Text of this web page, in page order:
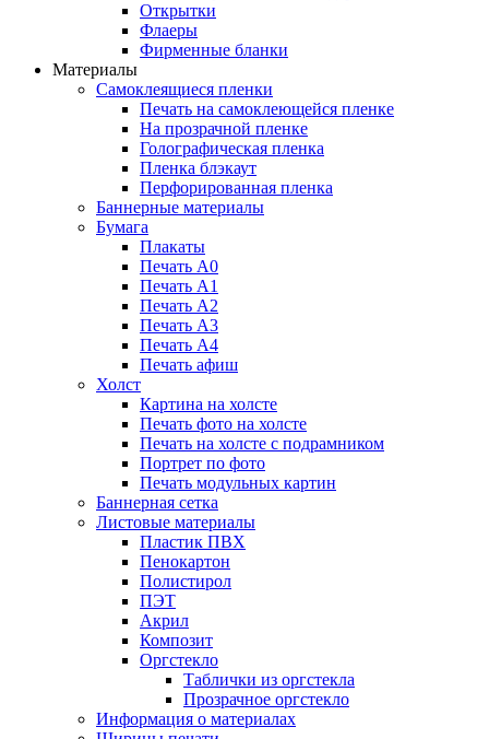
Открытки
Флаеры
Фирменные бланки
Материалы
Самоклеящиеся пленки
Печать на самоклеющейся пленке
На прозрачной пленке
Голографическая пленка
Пленка блэкаут
Перфорированная пленка
Баннерные материалы
Бумага
Плакаты
Печать А0
Печать А1
Печать А2
Печать А3
Печать А4
Печать афиш
Холст
Картина на холсте
Печать фото на холсте
Печать на холсте с подрамником
Портрет по фото
Печать модульных картин
Баннерная сетка
Листовые материалы
Пластик ПВХ
Пенокартон
Полистирол
ПЭТ
Акрил
Композит
Оргстекло
Таблички из оргстекла
Прозрачное оргстекло
Информация о материалах